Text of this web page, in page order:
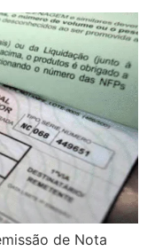
de Nota